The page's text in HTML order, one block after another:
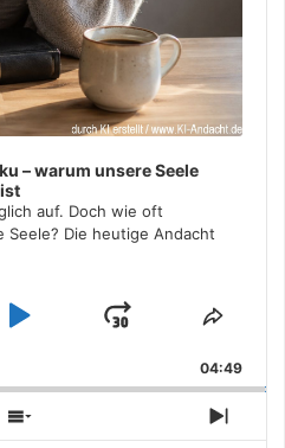
– warum unsere Seele
auf. Doch wie oft
Die heutige Andacht
Play
Jump
Forward
Share
04:49
Show
Next